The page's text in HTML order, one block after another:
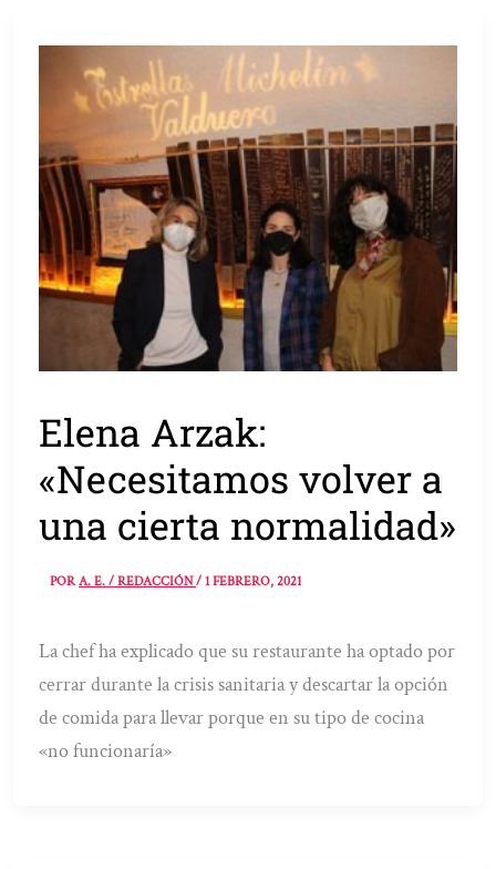
Elena Arzak:
«Necesitamos volver a
una cierta normalidad»
PORA. E. / REDACCIÓN/1 FEBRERO, 2021
La chef ha explicado que su restaurante ha optado por
cerrar durante la crisis sanitaria y descartar la opción
de comida para llevar porque en su tipo de cocina
«no funcionaría»